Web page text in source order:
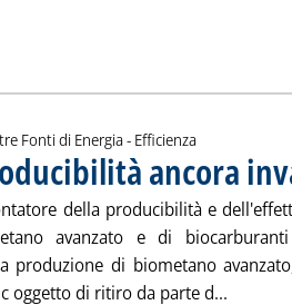
notizia
Fonti di Energia - Efficienza
ancora
della producibilità e
avanzato e di
produzione di biometano
oggetto di ritiro da parte d...